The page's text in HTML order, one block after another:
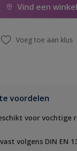
Vind een winkel
Voeg toe aan klus
voordelen
voor vochtige
volgens DIN EN